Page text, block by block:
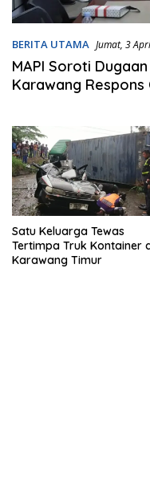
BERITA UTAMA Jumat, 3
MAPI Soroti
Karawang
Satu Keluarga Tewas
Tertimpa Truk Kontainer
Karawang Timur